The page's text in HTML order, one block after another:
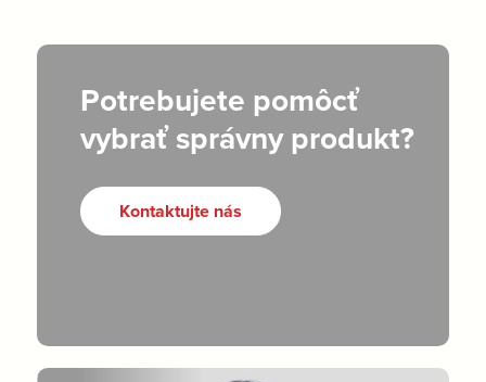
Potrebujete pomôcť
vybrať správny produkt?
Kontaktujte nás